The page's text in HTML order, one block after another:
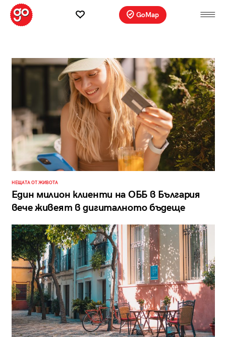
GoMap
НЕЩАТА ОТ ЖИВОТА
Един милион клиенти на ОББ в България
вече живеят в дигиталното бъдеще